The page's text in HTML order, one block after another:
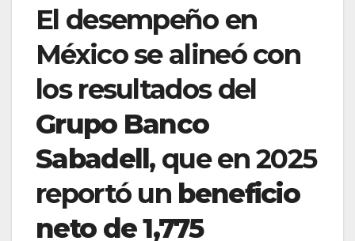
El desempeño en
México se alineó con
los resultados del
Grupo Banco
Sabadell, que en 2025
reportó un beneficio
neto de 1,775